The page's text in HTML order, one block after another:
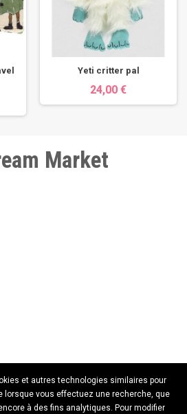
et autres technologies similaires pour
lorsque vous effectuez une recherche, que
à des fins analytiques. Pour modifier
Yeti critter pal
24,00 €
Market